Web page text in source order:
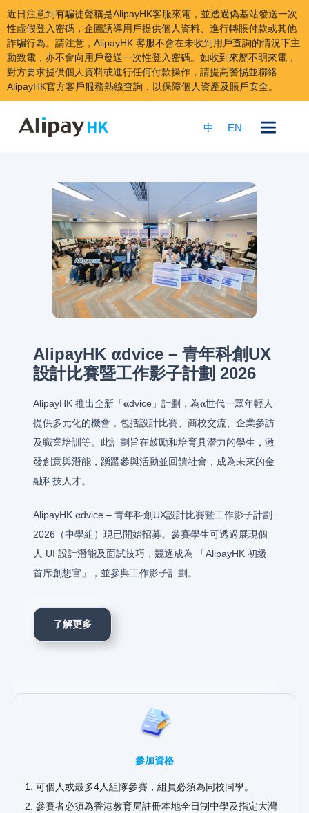
近日注意到有騙徒聲稱是AlipayHK客服來電，並透過偽基站發送一次
性虛假登入密碼，企圖誘導用戶提供個人資料、進行轉賬付款或其他
詐騙行為。請注意，AlipayHK 客服不會在未收到用戶查詢的情況下主
動致電，亦不會向用戶發送一次性登入密碼。如收到來歷不明來電，
對方要求提供個人資料或進行任何付款操作，請提高警惕並聯絡
AlipayHK官方客戶服務熱線查詢，以保障個人資產及賬戶安全。
中 EN
AlipayHK 𝛂dvice – 青年科創UX
設計比賽暨工作影子計劃 2026
AlipayHK 推出全新「𝛂dvice」計劃，為𝛂世代一眾年輕人
提供多元化的機會，包括設計比賽、商校交流、企業參訪
及職業培訓等。此計劃旨在鼓勵和培育具潛力的學生，激
發創意與潛能，踴躍參與活動並回饋社會，成為未來的金
融科技人才。
AlipayHK 𝛂dvice – 青年科創UX設計比賽暨工作影子計劃
2026（中學組）現已開始招募。參賽學生可透過展現個
人 UI 設計潛能及面試技巧，競逐成為 「AlipayHK 初級
首席創想官」，並參與工作影子計劃。
了解更多
參加資格
1. 可個人或最多4人組隊參賽，組員必須為同校同學。
2. 參賽者必須為香港教育局註冊本地全日制中學及指定大灣